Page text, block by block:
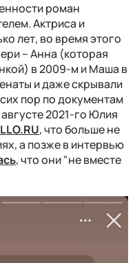
роман
Актриса и
лет, во время этого
– Анна (которая
в 2009-м и Маша в
и даже скрывали
пор по документам
2021-го Юлия
, что больше не
а позже в интервью
, что они "не вместе